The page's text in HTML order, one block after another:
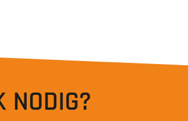
NODIG?